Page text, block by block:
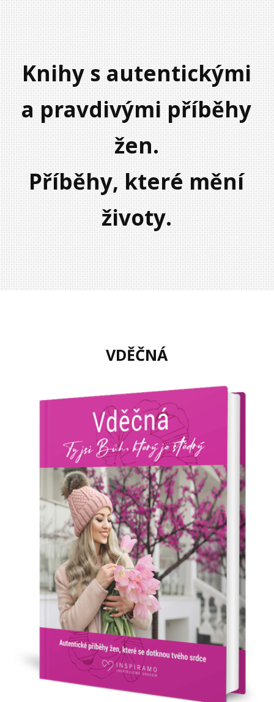
Knihy s autentickými
a pravdivými příběhy
žen.
Příběhy, které mění
životy.
VDĚČNÁ